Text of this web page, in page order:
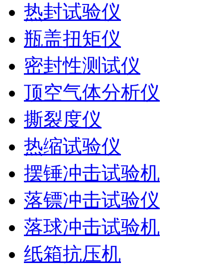
热封试验仪
瓶盖扭矩仪
密封性测试仪
顶空气体分析仪
撕裂度仪
热缩试验仪
摆锤冲击试验机
落镖冲击试验仪
落球冲击试验机
纸箱抗压机